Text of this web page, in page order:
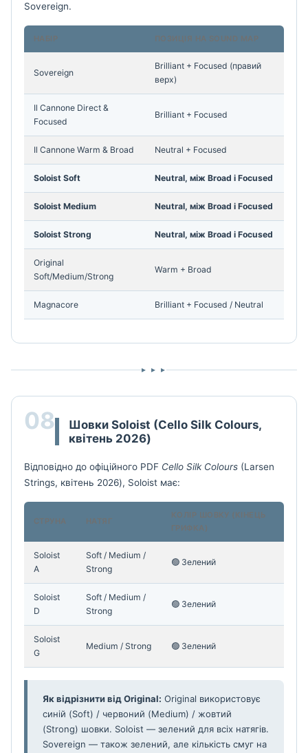
Sovereign.
НАБІР ПОЗИЦІЯ НА SOUND MAP
Sovereign
Brilliant + Focused (правий
верх)
Il Cannone Direct &
Focused
Brilliant + Focused
Il Cannone Warm & Broad Neutral + Focused
Soloist Soft Neutral, між Broad і Focused
Soloist Medium Neutral, між Broad і Focused
Soloist Strong Neutral, між Broad і Focused
Original
Soft/Medium/Strong
Warm + Broad
Magnacore Brilliant + Focused / Neutral
▸ ▸ ▸
08
Шовки Soloist (Cello Silk Colours,
квітень 2026)
Відповідно до офіційного PDF Cello Silk Colours (Larsen
Strings, квітень 2026), Soloist має:
СТРУНА НАТЯГ
КОЛІР ШОВКУ (КІНЕЦЬ
ГРИФКА)
Soloist
A
Soft / Medium /
Strong
🟢 Зелений
Soloist
D
Soft / Medium /
Strong
🟢 Зелений
Soloist
G
Medium / Strong 🟢 Зелений
Як відрізнити від Original: Original використовує
синій (Soft) / червоний (Medium) / жовтий
(Strong) шовки. Soloist — зелений для всіх натягів.
Sovereign — також зелений, але кількість смуг на